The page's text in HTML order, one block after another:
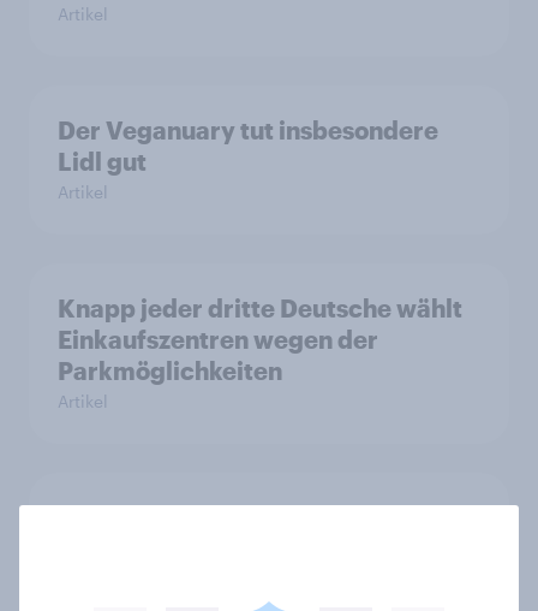
Artikel
Der Veganuary tut insbesondere
Lidl gut
Artikel
Knapp jeder dritte Deutsche wählt
Einkaufszentren wegen der
Parkmöglichkeiten
Artikel